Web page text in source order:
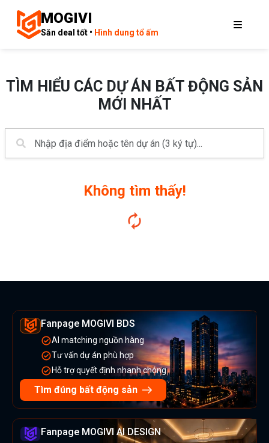
MOGIVI
Săn deal tốt • Hình dung tổ ấm
TÌM HIỂU CÁC DỰ ÁN BẤT ĐỘNG SẢN
MỚI NHẤT
Không tìm thấy!
Fanpage MOGIVI BDS
AI matching nguồn hàng
Tư vấn dự án phù hợp
Hỗ trợ quyết định nhanh chóng
Tìm đúng bất động sản
Fanpage MOGIVI AI DESIGN